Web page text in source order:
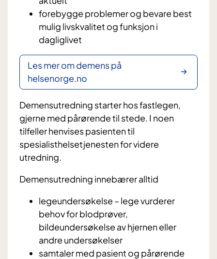
forebygge problemer og bevare best
mulig livskvalitet og funksjon i
dagliglivet
Les mer om demens på
helsenorge.no
Demensutredning starter hos fastlegen,
gjerne med pårørende til stede. I noen
tilfeller henvises pasienten til
spesialisthelsetjenesten for videre
utredning.
Demensutredning innebærer alltid
legeundersøkelse – lege vurderer
behov for blodprøver,
bildeundersøkelse av hjernen eller
andre undersøkelser
samtaler med pasient og pårørende